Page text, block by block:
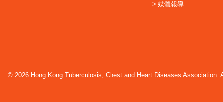
媒體報導
© 2026 Hong Kong Tuberculosis, Chest and Heart Diseases Association.